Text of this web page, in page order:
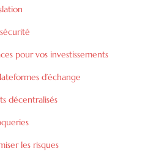
pour vos investissements
d’échange
décentralisés
les risques